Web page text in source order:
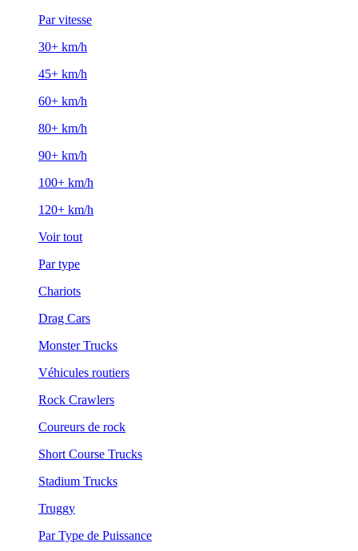
Par vitesse
30+ km/h
45+ km/h
60+ km/h
80+ km/h
90+ km/h
100+ km/h
120+ km/h
Voir tout
Par type
Chariots
Drag Cars
Monster Trucks
Véhicules routiers
Rock Crawlers
Coureurs de rock
Short Course Trucks
Stadium Trucks
Truggy
Par Type de Puissance